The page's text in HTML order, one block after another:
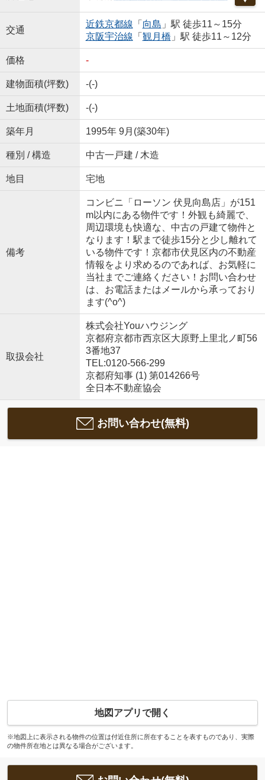
交通
近鉄京都線 「 向島 」駅 徒歩11～15分
京阪宇治線 「 観月橋 」駅 徒歩11～12分
価格 -
建物面積(坪数) -(-)
土地面積(坪数) -(-)
築年月 1995年 9月(築30年)
種別 / 構造 中古一戸建 / 木造
地目 宅地
備考
コンビニ「ローソン 伏見向島店」が151
m以内にある物件です！外観も綺麗で、
周辺環境も快適な、中古の戸建て物件と
なります！駅まで徒歩15分と少し離れて
いる物件です！京都市伏見区内の不動産
情報をより求めるのであれば、お気軽に
当社までご連絡ください！お問い合わせ
は、お電話またはメールから承っており
ます(^o^)
取扱会社
株式会社Youハウジング
京都府京都市西京区大原野上里北ノ町56
3番地37
TEL:0120-566-299
京都府知事 (1) 第014266号
全日本不動産協会
お問い合わせ(無料)
地図アプリで開く
※地図上に表示される物件の位置は付近住所に所在することを表すものであり、実際
の物件所在地とは異なる場合がございます。